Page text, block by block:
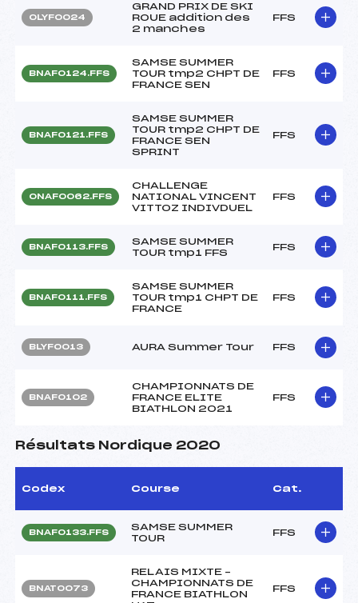
OLYF0024
GRAND PRIX DE SKI
ROUE addition des
2 manches
FFS
BNAF0124.FFS
SAMSE SUMMER
TOUR tmp2 CHPT DE
FRANCE SEN
FFS
BNAF0121.FFS
SAMSE SUMMER
TOUR tmp2 CHPT DE
FRANCE SEN
SPRINT
FFS
ONAF0062.FFS
CHALLENGE
NATIONAL VINCENT
VITTOZ INDIVDUEL
FFS
BNAF0113.FFS
SAMSE SUMMER
TOUR tmp1 FFS
FFS
BNAF0111.FFS
SAMSE SUMMER
TOUR tmp1 CHPT DE
FRANCE
FFS
BLYF0013 AURA Summer Tour FFS
BNAF0102
CHAMPIONNATS DE
FRANCE ELITE
BIATHLON 2021
FFS
Résultats Nordique 2020
Codex Course Cat.
BNAF0133.FFS
SAMSE SUMMER
TOUR
FFS
BNAT0073
RELAIS MIXTE –
CHAMPIONNATS DE
FRANCE BIATHLON
FFS